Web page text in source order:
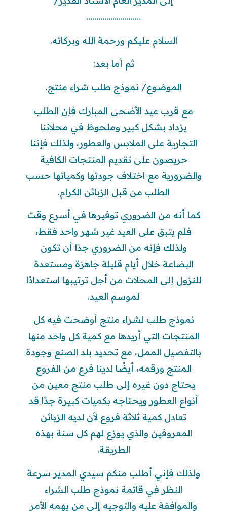
………………………
السلام عليكم ورحمة الله وبركاته.
ثم أما بعد:
الموضوع/ نموذج طلب شراء منتج.
مع قرب عيد الأضحى المبارك فإن الطلب
يزداد بشكل كبير وملحوظ في محلاتنا
التجارية على الملابس والعطور، ولذلك فإننا
حريصون على تقديم المنتجات الكافية
والضرورية مع اختلاف جودتها وكمياتها حسب
الطلب من قبل الزبائن الكرام.
كما أنه من الضروري توفيرها في أسرع وقت
فلم يتبق على العيد غير شهر واحد فقط،
ولذلك فإنه من الضروري جدًا أن تكون
البضاعة خلال أيام قليلة جاهزة ومستعدة
للنزول إلى المحلات من أجل ترتيبها استعدادًا
لموسم العيد.
نموذج طلب لشراء منتج أوضحت فيه كل
المنتجات التي أريدها مع كمية كل واحد منها
بالتفصيل الممل، مع تحديد بلد الصنع وجودة
المنتج ورقمه، أيضًا لدينا فرع من الفروع
يحتاج دون غيره إلى طلب منتج معين من
أنواع العطور ويحتاجه بكميات كبيرة جدًا قد
تعادل كمية ثلاثة فروع لأن لديه الزبائن
المعروفين والذي يوزع لهم كل سنة بهذه
الطريقة.
ولذلك فإني أطلب منكم سيدي المدير سرعة
النظر في قائمة نموذج طلب الشراء
والموافقة عليه والتوجيه إلى من يهمه الأمر